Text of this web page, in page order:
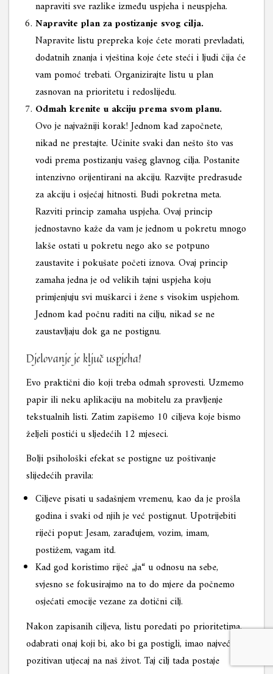
napraviti sve razlike između uspjeha i neuspjeha.
Napravite plan za postizanje svog cilja.
Napravite listu prepreka koje ćete morati prevladati,
dodatnih znanja i vještina koje ćete steći i ljudi čija će
vam pomoć trebati. Organizirajte listu u plan
zasnovan na prioritetu i redoslijedu.
Odmah krenite u akciju prema svom planu.
Ovo je najvažniji korak! Jednom kad započnete,
nikad ne prestajte. Učinite svaki dan nešto što vas
vodi prema postizanju vašeg glavnog cilja. Postanite
intenzivno orijentirani na akciju. Razvijte predrasude
za akciju i osjećaj hitnosti. Budi pokretna meta.
Razviti princip zamaha uspjeha. Ovaj princip
jednostavno kaže da vam je jednom u pokretu mnogo
lakše ostati u pokretu nego ako se potpuno
zaustavite i pokušate početi iznova. Ovaj princip
zamaha jedna je od velikih tajni uspjeha koju
primjenjuju svi muškarci i žene s visokim uspjehom.
Jednom kad počnu raditi na cilju, nikad se ne
zaustavljaju dok ga ne postignu.
Djelovanje je ključ uspjeha!
Evo praktični dio koji treba odmah sprovesti. Uzmemo
papir ili neku aplikaciju na mobitelu za pravljenje
tekstualnih listi. Zatim zapišemo 10 ciljeva koje bismo
željeli postići u sljedećih 12 mjeseci.
Bolji psihološki efekat se postigne uz poštivanje
slijedećih pravila:
Ciljeve pisati u sadašnjem vremenu, kao da je prošla
godina i svaki od njih je već postignut. Upotrijebiti
riječi poput: Jesam, zarađujem, vozim, imam,
postižem, vagam itd.
Kad god koristimo riječ „ja“ u odnosu na sebe,
svjesno se fokusirajmo na to do mjere da počnemo
osjećati emocije vezane za dotični cilj.
Nakon zapisanih ciljeva, listu poredati po prioritetima,
odabrati onaj koji bi, ako bi ga postigli, imao najveći
pozitivan utjecaj na naš život. Taj cilj tada postaje